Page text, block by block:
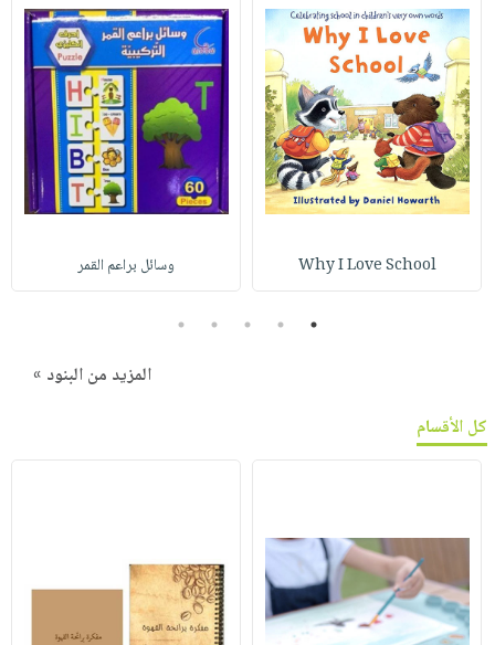
Why I Love School وسائل براعم القمر
1
2
3
4
5
المزيد من البنود »
كل الأقسام